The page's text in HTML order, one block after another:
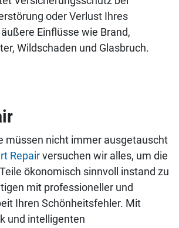
oder Verlust Ihres
Einflüsse wie Brand,
Wildschaden und Glasbruch.
müssen nicht immer ausgetauscht
Repairversuchen wir alles, um die
ökonomisch sinnvoll instand zu
mit professioneller und
Ihren Schönheitsfehler. Mit
und intelligenten